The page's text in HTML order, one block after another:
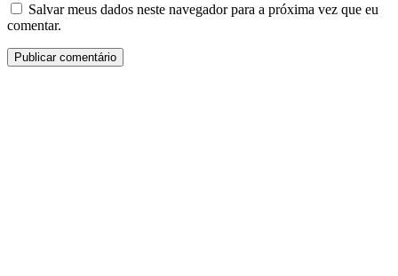
Salvar meus dados neste navegador para a próxima vez que eu
comentar.